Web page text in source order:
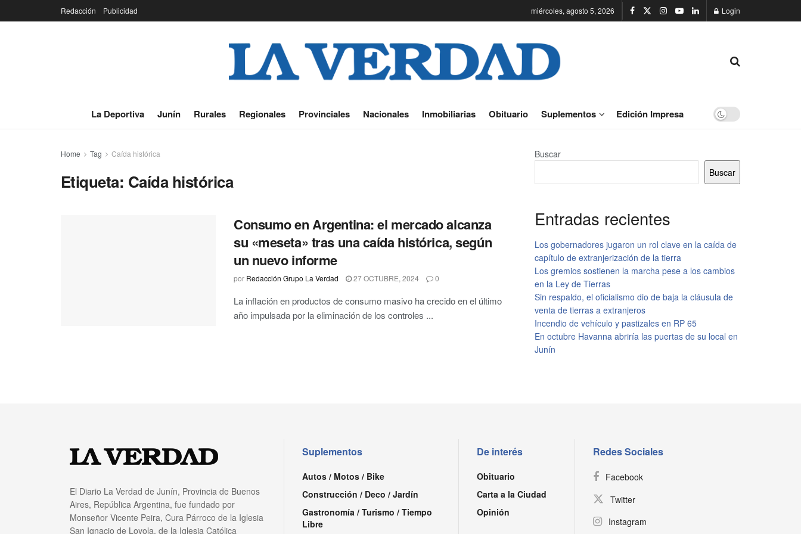
Redacción Publicidad miércoles, agosto 5, 2026 Login
La Deportiva Junín Rurales Regionales Provinciales Nacionales Inmobiliarias Obituario Suplementos Edición Impresa
Home Tag Caída histórica
Etiqueta: Caída histórica
Consumo en Argentina: el mercado alcanza
su «meseta» tras una caída histórica, según
un nuevo informe
por Redacción Grupo La Verdad 27 OCTUBRE, 2024 0
La inflación en productos de consumo masivo ha crecido en el último
año impulsada por la eliminación de los controles ...
Buscar
Buscar
Entradas recientes
Los gobernadores jugaron un rol clave en la caída de
capítulo de extranjerización de la tierra
Los gremios sostienen la marcha pese a los cambios
en la Ley de Tierras
Sin respaldo, el oficialismo dio de baja la cláusula de
venta de tierras a extranjeros
Incendio de vehículo y pastizales en RP 65
En octubre Havanna abriría las puertas de su local en
Junín
El Diario La Verdad de Junín, Provincia de Buenos
Aires, República Argentina, fue fundado por
Monseñor Vicente Peira, Cura Párroco de la Iglesia
San Ignacio de Loyola, de la Iglesia Católica
Suplementos
Autos / Motos / Bike
Construcción / Deco / Jardín
Gastronomía / Turismo / Tiempo
Libre
De interés
Obituario
Carta a la Ciudad
Opinión
Redes Sociales
Facebook
Twitter
Instagram